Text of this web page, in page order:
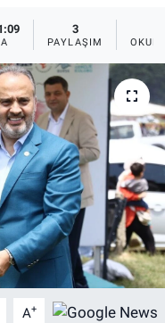
3
PAYLAŞIM
A+